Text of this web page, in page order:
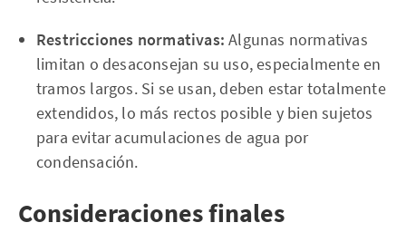
Restricciones normativas: Algunas normativas
limitan o desaconsejan su uso, especialmente en
tramos largos. Si se usan, deben estar totalmente
extendidos, lo más rectos posible y bien sujetos
para evitar acumulaciones de agua por
condensación.
Consideraciones finales